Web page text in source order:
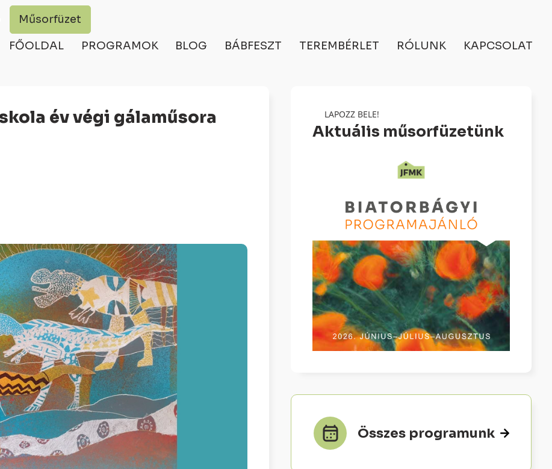
Műsorfüzet
FŐOLDAL PROGRAMOK BLOG BÁBFESZT TEREMBÉRLET RÓLUNK KAPCSOLAT
LAPOZZ BELE!
Aktuális műsorfüzetünk
Összes programunk